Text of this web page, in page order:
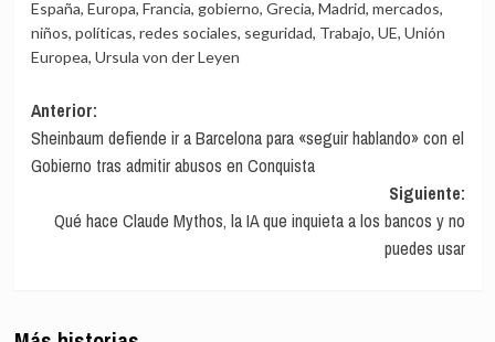
España, Europa, Francia, gobierno, Grecia, Madrid, mercados,
niños, políticas, redes sociales, seguridad, Trabajo, UE, Unión
Europea, Ursula von der Leyen
Navegación
de
entradas
Anterior:
Sheinbaum defiende ir a Barcelona para «seguir hablando» con el
Gobierno tras admitir abusos en Conquista
Siguiente:
Qué hace Claude Mythos, la IA que inquieta a los bancos y no
puedes usar